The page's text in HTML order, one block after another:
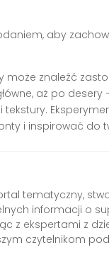
aby
może znaleźć
aż po
i inspirować do
tematyczny,
informacji o
z ekspertami z
czytelnikom